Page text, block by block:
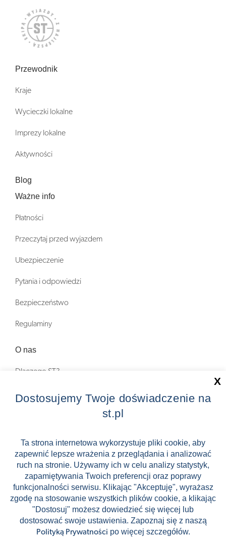
Przewodnik
Kraje
Wycieczki lokalne
Imprezy lokalne
Aktywności
Blog
Ważne info
Płatności
Przeczytaj przed wyjazdem
Ubezpieczenie
Pytania i odpowiedzi
Bezpieczeństwo
Regulaminy
O nas
Dlaczego ST?
Zostań Pilotem wycieczek!
Zniżki
FAQ
ST INCENTIVE
Stock images by Depositphotos
🛸
Dostosujemy Twoje doświadczenie na
st.pl
Ta strona internetowa wykorzystuje pliki cookie, aby
zapewnić lepsze wrażenia z przeglądania i analizować
ruch na stronie. Używamy ich w celu analizy statystyk,
zapamiętywania Twoich preferencji oraz poprawy
funkcjonalności serwisu. Klikając "Akceptuję", wyrażasz
zgodę na stosowanie wszystkich plików cookie, a klikając
"Dostosuj" możesz dowiedzieć się więcej lub
dostosować swoje ustawienia. Zapoznaj się z naszą
Polityką Prywatności po więcej szczegółów.
X